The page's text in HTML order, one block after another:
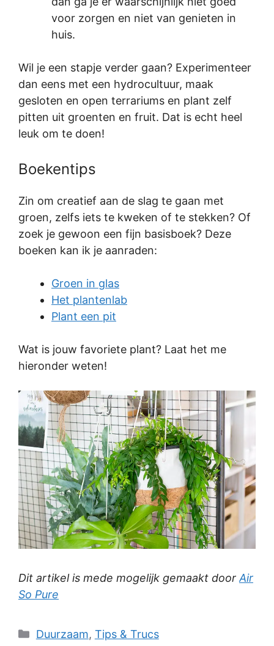
voor zorgen en niet van genieten in
huis.
Wil je een stapje verder gaan? Experimenteer
dan eens met een hydrocultuur, maak
gesloten en open terrariums en plant zelf
pitten uit groenten en fruit. Dat is echt heel
leuk om te doen!
Boekentips
Zin om creatief aan de slag te gaan met
groen, zelfs iets te kweken of te stekken? Of
zoek je gewoon een fijn basisboek? Deze
boeken kan ik je aanraden:
Groen in glas
Het plantenlab
Plant een pit
Wat is jouw favoriete plant? Laat het me
hieronder weten!
Dit artikel is mede mogelijk gemaakt door Air
So Pure
Categories
Duurzaam, Tips & Trucs